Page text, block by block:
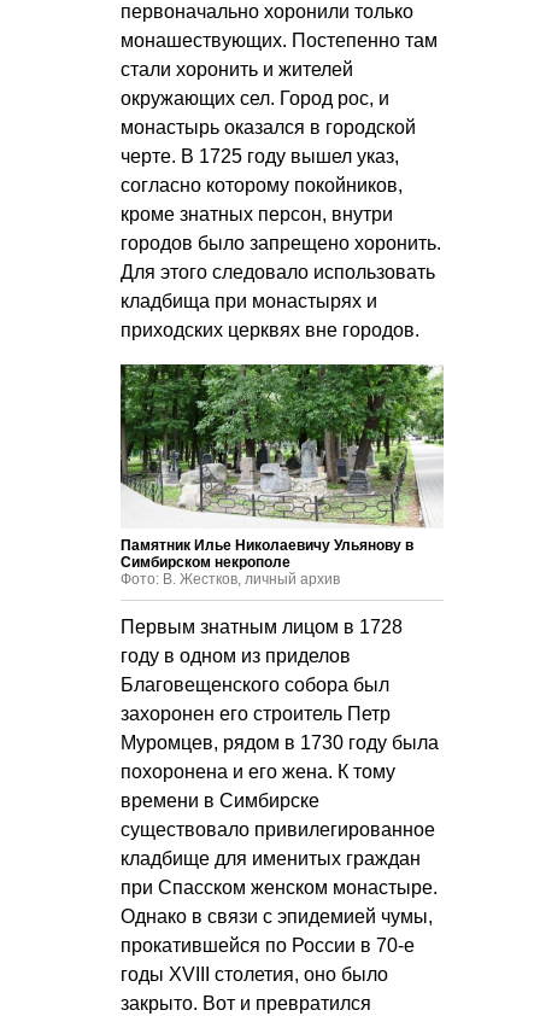
первоначально хоронили только
монашествующих. Постепенно там
стали хоронить и жителей
окружающих сел. Город рос, и
монастырь оказался в городской
черте. В 1725 году вышел указ,
согласно которому покойников,
кроме знатных персон, внутри
городов было запрещено хоронить.
Для этого следовало использовать
кладбища при монастырях и
приходских церквях вне городов.
Памятник Илье Николаевичу Ульянову в
Симбирском некрополе
Фото: В. Жестков, личный архив
Первым знатным лицом в 1728
году в одном из приделов
Благовещенского собора был
захоронен его строитель Петр
Муромцев, рядом в 1730 году была
похоронена и его жена. К тому
времени в Симбирске
существовало привилегированное
кладбище для именитых граждан
при Спасском женском монастыре.
Однако в связи с эпидемией чумы,
прокатившейся по России в 70-е
годы XVIII столетия, оно было
закрыто. Вот и превратился